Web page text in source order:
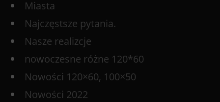
Miasta
Najczęstsze pytania.
Nasze realizcje
nowoczesne różne 120*60
Nowości 120×60, 100×50
Nowości 2022